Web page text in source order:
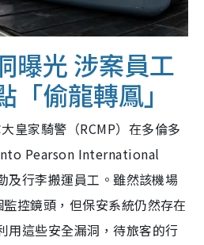
曝光 涉案員工
偷龍轉鳳」
皇家騎警（RCMP）在多倫多
Pearson International
行李搬運員工。雖然該機場
控鏡頭，但保安系統仍然存在
用這些安全漏洞，待旅客的行